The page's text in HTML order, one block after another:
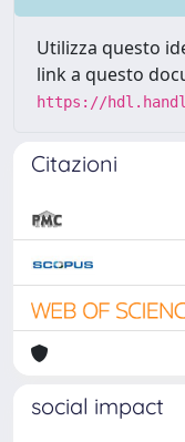
Utilizza questo
link a questo
https://
Citazioni
social impact